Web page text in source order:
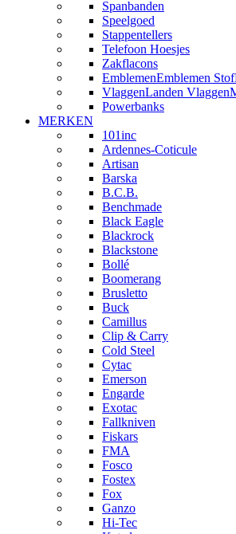
Spanbanden
Speelgoed
Stappentellers
Telefoon Hoesjes
Zakflacons
EmblemenEmblemen Stof
VlaggenLanden Vlaggen
Powerbanks
MERKEN
101inc
Ardennes-Coticule
Artisan
Barska
B.C.B.
Benchmade
Black Eagle
Blackrock
Blackstone
Bollé
Boomerang
Brusletto
Buck
Camillus
Clip & Carry
Cold Steel
Cytac
Emerson
Engarde
Exotac
Fallkniven
Fiskars
FMA
Fosco
Fostex
Fox
Ganzo
Hi-Tec